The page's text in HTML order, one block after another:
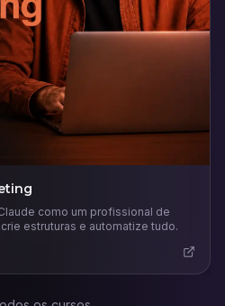
como um profissional de
estruturas e automatize tudo.